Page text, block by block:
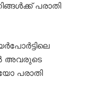
പരാതി
അവരുടെ
പരാതി